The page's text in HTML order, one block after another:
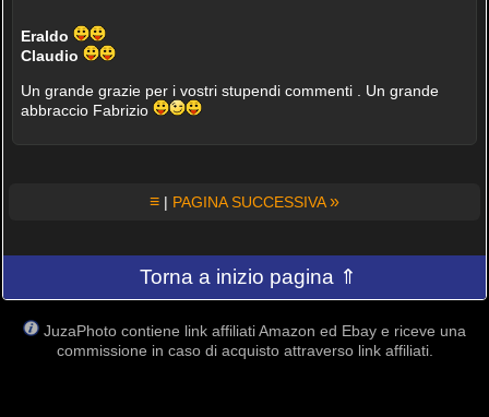
Eraldo
Claudio
Un grande grazie per i vostri stupendi commenti . Un grande
abbraccio Fabrizio
≡ | PAGINA SUCCESSIVA»
Torna a inizio pagina ⇑
JuzaPhoto contiene link affiliati Amazon ed Ebay e riceve una
commissione in caso di acquisto attraverso link affiliati.